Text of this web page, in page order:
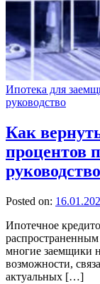
Ипотека для
руководство
Как
процентов
Posted on:
Ипотечное
многие заемщики
возможности,
актуальных […]